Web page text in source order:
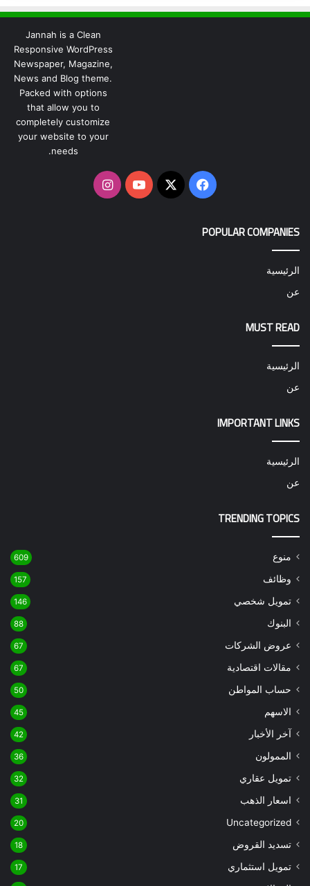
Jannah is a Clean
Responsive WordPress
Newspaper, Magazine,
News and Blog theme.
Packed with options
that allow you to
completely customize
your website to your
needs.
فيسبوك
‫X
‫YouTubeانستقرام
POPULAR COMPANIES
الرئيسية
عن
MUST READ
الرئيسية
عن
IMPORTANT LINKS
الرئيسية
عن
TRENDING TOPICS
منوع 609
وظائف 157
تمويل شخصي 146
البنوك 88
عروض الشركات 67
مقالات اقتصادية 67
حساب المواطن 50
الاسهم 45
آخر الأخبار 42
الممولون 36
تمويل عقاري 32
اسعار الذهب 31
Uncategorized
20
تسديد القروض 18
تمويل استثماري 17